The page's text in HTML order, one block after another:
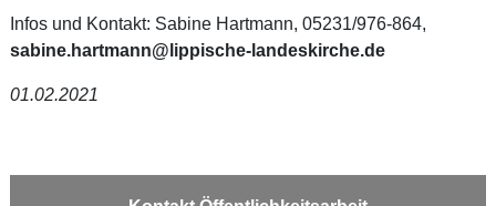
Infos und Kontakt: Sabine Hartmann, 05231/976-864,
sabine.hartmann@lippische-landeskirche.de
01.02.2021